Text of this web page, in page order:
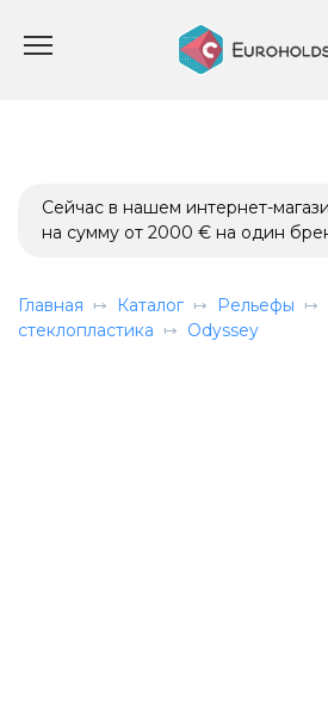
Сейчас в нашем интернет-
на сумму от 2000 € на один
Главная Каталог Рельефы
стеклопластика
Odyssey